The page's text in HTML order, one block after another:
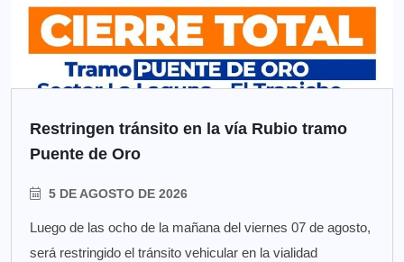
Restringen tránsito en la vía Rubio tramo
Puente de Oro
5 DE AGOSTO DE 2026
Luego de las ocho de la mañana del viernes 07 de agosto,
será restringido el tránsito vehicular en la vialidad